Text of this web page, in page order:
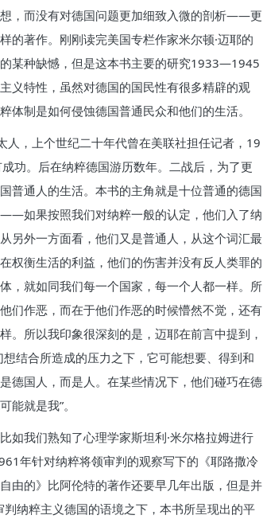
，而没有对德国问题更加细致入微的剖析——更
的著作。刚刚读完美国专栏作家米尔顿·迈耶的
某种缺憾，但是这本书主要的研究1933—1945
义特性，虽然对德国的国民性有很多精辟的观
制是如何侵蚀德国普通民众和他们的生活。
人，上个世纪二十年代曾在美联社担任记者，19
功。后在纳粹德国游历数年。二战后，为了更
普通人的生活。本书的主角就是十位普通的德国
如果按照我们对纳粹一般的认定，他们入了纳
另外一方面看，他们又是普通人，从这个词汇最
权衡生活的利益，他们的伤害并没有反人类罪的
，就如同我们每一个国家，每一个人都一样。所
们作恶，而在于他们作恶的时候懵然不觉，还有
。所以我印象很深刻的是，迈耶在前言中提到，
结合所造成的压力之下，它可能想要、得到和
国人，而是人。在某些情况下，他们碰巧在德
就是我”。
如我们熟知了心理学家斯坦利·米尔格拉姆进行
年针对纳粹将领审判的观察写下的《耶路撒冷
的》比阿伦特的著作还要早几年出版，但是并
纳粹主义德国的语境之下，本书所呈现出的平